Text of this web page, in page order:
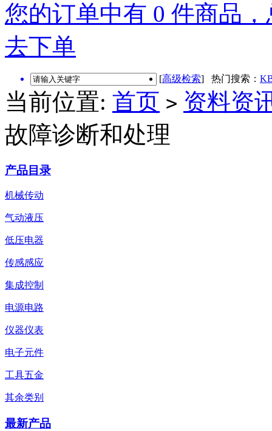
您的订单中有 0 件商品
去下单
[高级检索] 热门搜索：
当前位置: 首页 > 资料资
故障诊断和处理
产品目录
机械传动
气动液压
低压电器
传感感应
集成控制
电源电路
仪器仪表
电子元件
工具五金
其余类别
最新产品